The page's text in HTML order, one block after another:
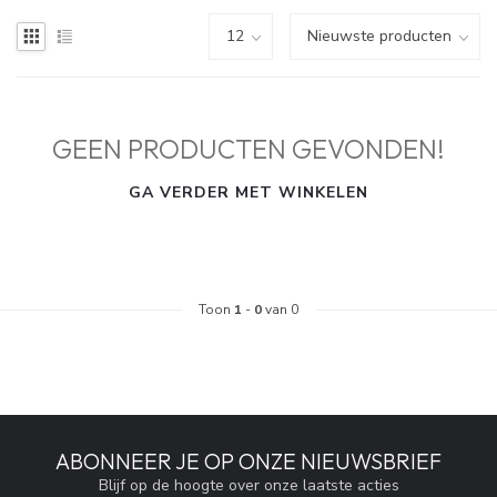
GEEN PRODUCTEN GEVONDEN!
GA VERDER MET WINKELEN
Toon 1 - 0van 0
ABONNEER JE OP ONZE NIEUWSBRIEF
Blijf op de hoogte over onze laatste acties